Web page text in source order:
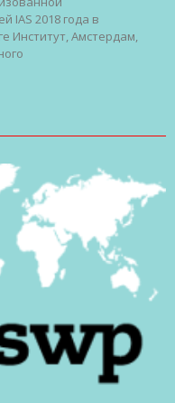
IAS 2018 года в
Институт, Амстердам,